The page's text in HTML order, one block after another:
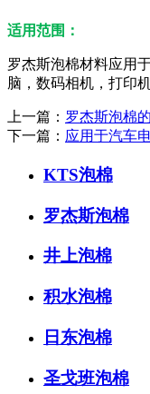
适用范围：
罗杰斯泡棉材料应用
脑，数码相机，打印
上一篇： 罗杰斯泡棉
下一篇： 应用于汽车
KTS泡棉
罗杰斯泡棉
井上泡棉
积水泡棉
日东泡棉
圣戈班泡棉